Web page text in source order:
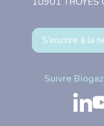
S’inscrire à la
Suivre